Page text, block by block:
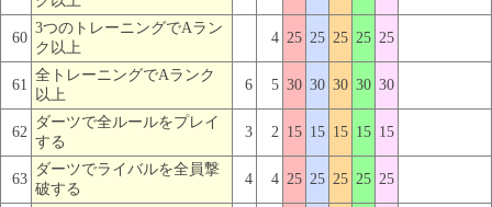
60
3つのトレーニングでAラン
ク以上
4 25 25 25 25 25
61
全トレーニングでAランク
以上
6 5 30 30 30 30 30
62
ダーツで全ルールをプレイ
する
3 2 15 15 15 15 15
63
ダーツでライバルを全員撃
破する
4 4 25 25 25 25 25